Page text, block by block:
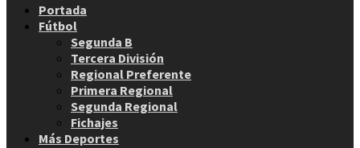
Portada
Fútbol
Segunda B
Tercera División
Regional Preferente
Primera Regional
Segunda Regional
Fichajes
Más Deportes